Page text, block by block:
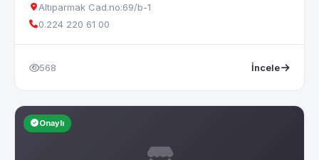
Altıparmak Cad.no:69/b-1
0.224 220 61 00
568 İncele
Onaylı